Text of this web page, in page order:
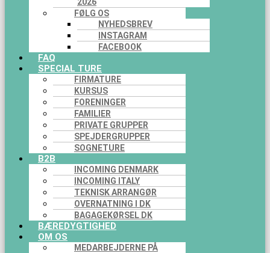
FØLG OS
NYHEDSBREV
INSTAGRAM
FACEBOOK
FAQ
SPECIAL TURE
FIRMATURE
KURSUS
FORENINGER
FAMILIER
PRIVATE GRUPPER
SPEJDERGRUPPER
SOGNETURE
B2B
INCOMING DENMARK
INCOMING ITALY
TEKNISK ARRANGØR
OVERNATNING I DK
BAGAGEKØRSEL DK
BÆREDYGTIGHED
OM OS
MEDARBEJDERNE PÅ